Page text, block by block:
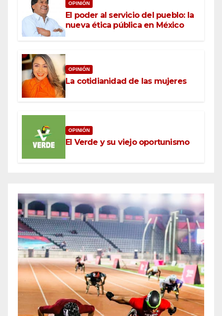
OPINIÓN
El poder al servicio del pueblo: la
nueva ética pública en México
OPINIÓN
La cotidianidad de las mujeres
OPINIÓN
El Verde y su viejo oportunismo